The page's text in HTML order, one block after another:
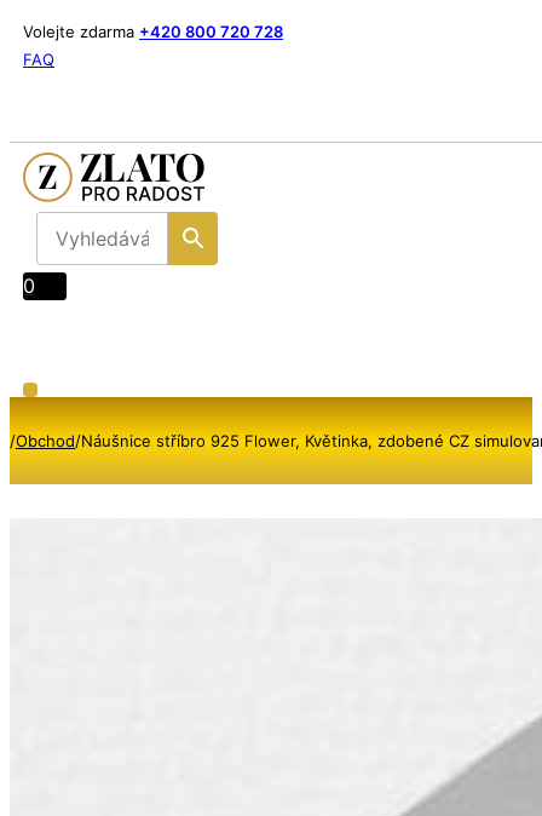
Volejte zdarma +420 800 720 728
FAQ
0
/Obchod/Náušnice stříbro 925 Flower, Květinka, zdobené CZ